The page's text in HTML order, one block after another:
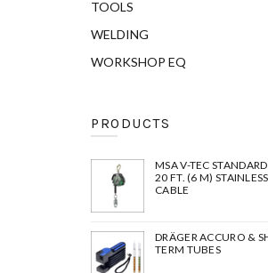
TOOLS
WELDING
WORKSHOP EQ
PRODUCTS
MSA V-TEC
20 FT. (6 M)
CABLE
DRÄGER ACCURO &
TERM TUBES